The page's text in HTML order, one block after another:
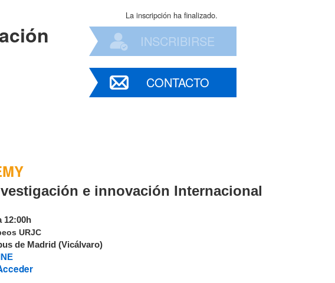
La inscripción ha finalizado.
INSCRIBIRSE
CONTACTO
e innovación Internacional
12:00h
URJC
de Madrid (Vicálvaro)